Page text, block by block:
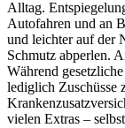
Alltag.
Autofahren und an
und leichter auf der
Schmutz abperlen.
Während
lediglich Zuschüsse
vielen Extras –